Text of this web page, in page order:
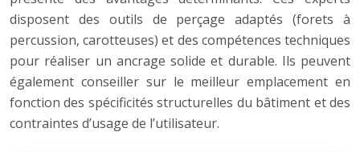
disposent des outils de perçage adaptés (forets à
percussion, carotteuses) et des compétences techniques
pour réaliser un ancrage solide et durable. Ils peuvent
également conseiller sur le meilleur emplacement en
fonction des spécificités structurelles du bâtiment et des
contraintes d’usage de l’utilisateur.